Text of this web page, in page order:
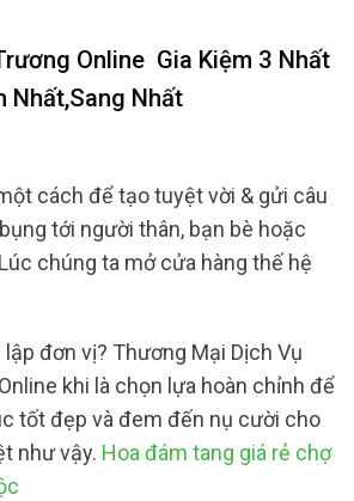
Online Gia Kiệm 3 Nhất
Nhất,Sang Nhất
cách để tạo tuyệt vời & gửi câu
tới người thân, bạn bè hoặc
chúng ta mở cửa hàng thế hệ
đơn vị? Thương Mại Dịch Vụ
khi là chọn lựa hoàn chỉnh để
tốt đẹp và đem đến nụ cười cho
như vậy. Hoa đám tang giá rẻ chợ